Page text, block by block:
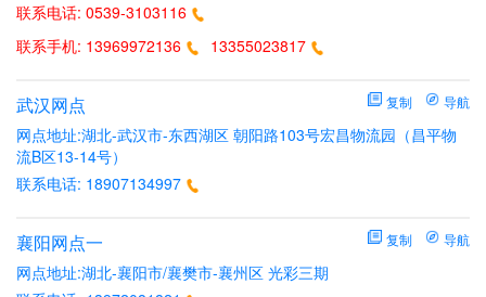
临沂市→荆门市
临沂市→荆州市
临沂市→咸宁市
临沂市→随州市
临沂市→恩施州
武汉市→临沂市
联系电话: 0539-3103116
联系手机: 13969972136 13355023817
武汉网点 复制 导航
网点地址:湖北-武汉市-东西湖区 朝阳路103号宏昌物流园（昌平物
流B区13-14号）
联系电话: 18907134997
襄阳网点一 复制 导航
网点地址:湖北-襄阳市/襄樊市-襄州区 光彩三期